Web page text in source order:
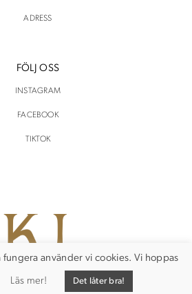
ADRESS
FÖLJ OSS
INSTAGRAM
FACEBOOK
TIKTOK
fungera använder vi cookies. Vi hoppas
Läs mer! Det låter bra!